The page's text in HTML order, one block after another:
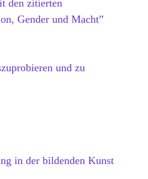
den zitierten
Gender und Macht”
und zu
in der bildenden Kunst